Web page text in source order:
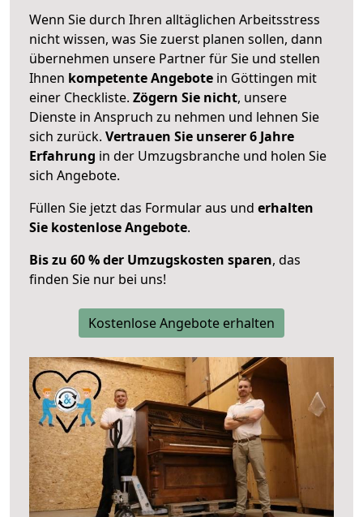
Wenn Sie durch Ihren alltäglichen Arbeitsstress
nicht wissen, was Sie zuerst planen sollen, dann
übernehmen unsere Partner für Sie und stellen
Ihnen kompetente Angebote in Göttingen mit
einer Checkliste. Zögern Sie nicht, unsere
Dienste in Anspruch zu nehmen und lehnen Sie
sich zurück. Vertrauen Sie unserer 6 Jahre
Erfahrung in der Umzugsbranche und holen Sie
sich Angebote.
Füllen Sie jetzt das Formular aus und erhalten
Sie kostenlose Angebote.
Bis zu 60 % der Umzugskosten sparen, das
finden Sie nur bei uns!
Kostenlose Angebote erhalten